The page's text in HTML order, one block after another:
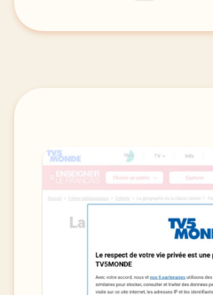
cette derniere